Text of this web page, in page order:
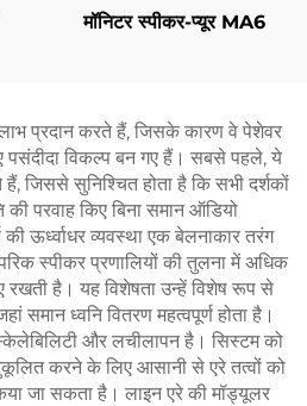
मॉनिटर स्पीकर-प्यूर MA6
प्रदान करते हैं, जिसके कारण वे पेशेवर
पसंदीदा विकल्प बन गए हैं। सबसे पहले, ये
जिससे सुनिश्चित होता है कि सभी दर्शकों
परवाह किए बिना समान ऑडियो
ऊर्ध्वाधर व्यवस्था एक बेलनाकार तरंग
स्पीकर प्रणालियों की तुलना में अधिक
रखती है। यह विशेषता उन्हें विशेष रूप से
समान ध्वनि वितरण महत्वपूर्ण होता है।
और लचीलापन है। सिस्टम को
करने के लिए आसानी से एरे तत्वों को
जा सकता है। लाइन एरे की मॉड्यूलर